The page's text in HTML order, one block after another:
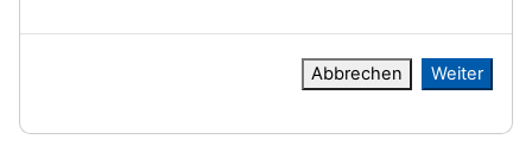
Abbrechen Weiter